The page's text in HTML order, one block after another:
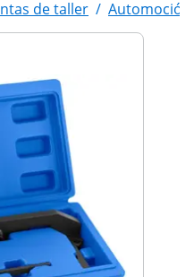
de taller / Automoción